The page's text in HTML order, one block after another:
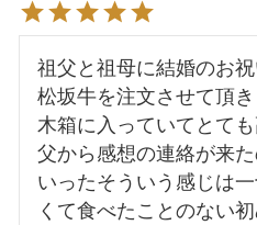
祖父と祖母に結婚のお
松坂牛を注文させて頂き
木箱に入っていてとて
父から感想の連絡が来
いったそういう感じは
くて食べたことのない